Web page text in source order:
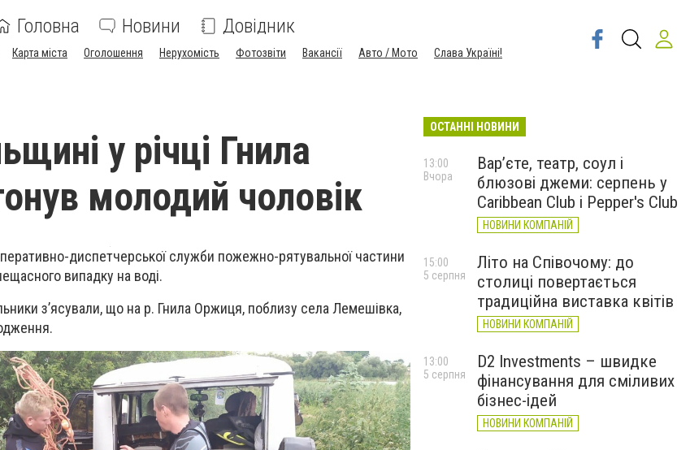
Головна Новини Довідник
Карта міста Оголошення Нерухомість Фотозвіти Вакансії Авто / Мото Слава Україні!
у річці Гнила
молодий чоловік
диспетчерської служби пожежно-рятувальної частини
випадку на воді.
з’ясували, що на р. Гнила Оржиця, поблизу села Лемешівка,
ОСТАННІ НОВИНИ
Вар’єте, театр, соул і
блюзові джеми: серпень у
Caribbean Club і Pepper's Club
НОВИНИ КОМПАНІЙ
13:00
Вчора
Літо на Співочому: до
столиці повертається
традиційна виставка квітів
НОВИНИ КОМПАНІЙ
15:00
5 серпня
D2 Investments – швидке
фінансування для сміливих
бізнес-ідей
НОВИНИ КОМПАНІЙ
13:00
5 серпня